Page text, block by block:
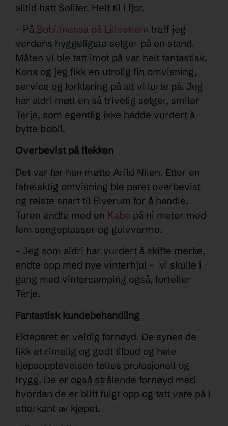
alltid hatt Solifer. Helt til i fjor.
– På Bobilmessa på Lillestrøm traff jeg
verdens hyggeligste selger på en stand.
Måten vi ble tatt imot på var helt fantastisk.
Kona og jeg fikk en utrolig fin omvisning,
service og forklaring på alt vi lurte på. Jeg
har aldri møtt en så trivelig selger, smiler
Terje, som egentlig ikke hadde vurdert å
bytte bobil.
Overbevist på flekken
Det var før han møtte Arild Nilen. Etter en
fabelaktig omvisning ble paret overbevist
og reiste snart til Elverum for å handle.
Turen endte med en Kabe på ni meter med
fem sengeplasser og gulvvarme.
– Jeg som aldri har vurdert å skifte merke,
endte opp med nye vinterhjul – vi skulle i
gang med vintercamping også, forteller
Terje.
Fantastisk kundebehandling
Ekteparet er veldig fornøyd. De synes de
fikk et rimelig og godt tilbud og hele
kjøpsopplevelsen føltes profesjonell og
trygg. De er også strålende fornøyd med
hvordan de er blitt fulgt opp og tatt vare på i
etterkant av kjøpet.